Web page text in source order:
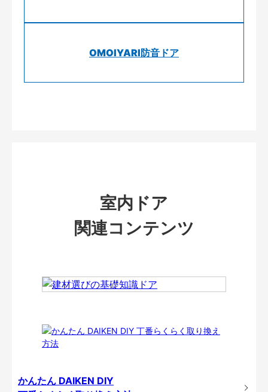
OMOIYARI防音ドア
室内ドア
関連コンテンツ
かんたん DAIKEN DIY